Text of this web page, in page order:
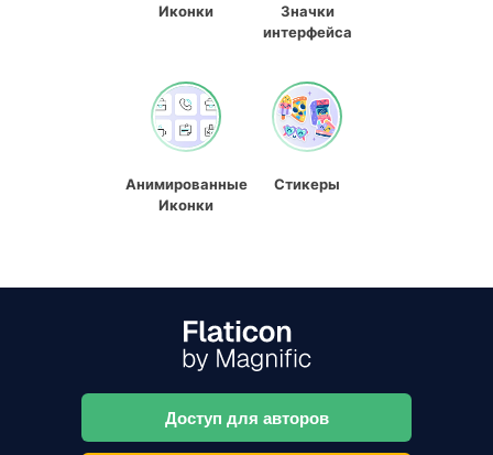
Иконки
Значки
интерфейса
Анимированные
Иконки
Стикеры
Доступ для авторов